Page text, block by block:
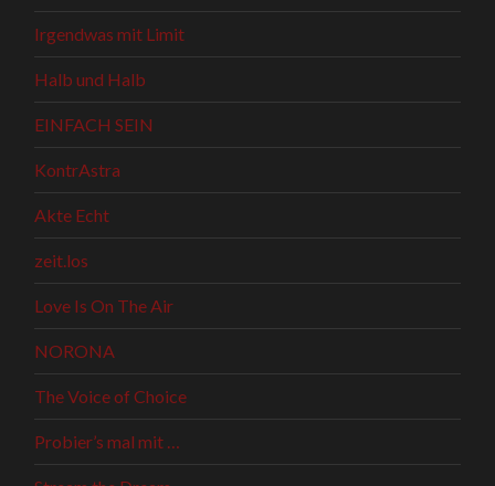
Irgendwas mit Limit
Halb und Halb
EINFACH SEIN
KontrAstra
Akte Echt
zeit.los
Love Is On The Air
NORONA
The Voice of Choice
Probier’s mal mit …